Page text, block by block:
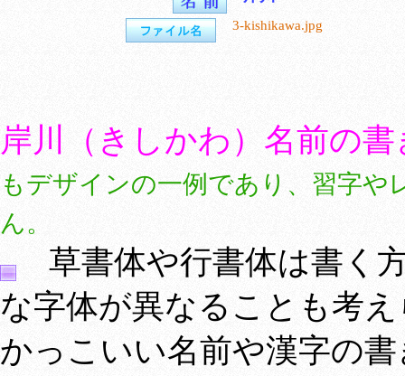
3-kishikawa.jpg
岸川（きしかわ）名前の
もデザインの一例であり、習字
ん。
草書体や行書体は書く
な字体が異なることも考
かっこいい名前や漢字の